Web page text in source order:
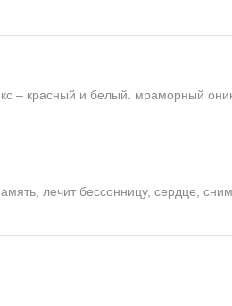
– красный и белый. мраморный
лечит бессонницу, сердце,